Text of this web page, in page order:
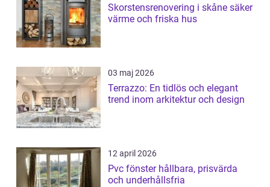
Skorstensrenovering i skåne säker
värme och friska hus
03 maj 2026
Terrazzo: En tidlös och elegant
trend inom arkitektur och design
12 april 2026
Pvc fönster hållbara, prisvärda
och underhållsfria